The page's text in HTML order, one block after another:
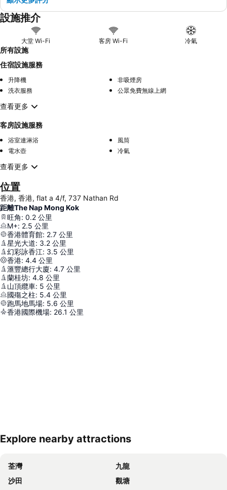
設施推介
大堂 Wi-Fi 客房 Wi-Fi 冷氣
所有設施
住宿設施服務
升降機
非吸煙房
洗衣服務
公眾免費無線上網
查看更多
客房設施服務
浴室連淋浴
風筒
電水壺
冷氣
查看更多
位置
香港, 香港, flat a 4/f, 737 Nathan Rd
距離The Nap Mong Kok
旺角: 0.2 公里
M+: 2.5 公里
香港體育館: 2.7 公里
星光大道: 3.2 公里
幻彩詠香江: 3.5 公里
香港: 4.4 公里
滙豐總行大廈: 4.7 公里
蘭桂坊: 4.8 公里
山頂纜車: 5 公里
國殤之柱: 5.4 公里
跑馬地馬場: 5.6 公里
香港國際機場: 26.1 公里
展開地圖
Explore nearby attractions
荃灣
九龍
沙田
觀塘